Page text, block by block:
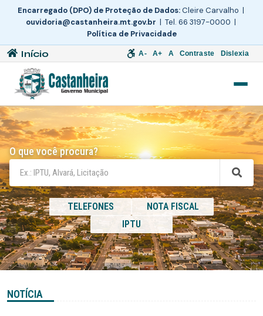
Encarregado (DPO) de Proteção de Dados:Cleire Carvalho |
ouvidoria@castanheira.mt.gov.br | Tel. 66 3197-0000 |
Política de Privacidade
Início A- A+ A Contraste Dislexia
O que você procura?
TELEFONES
NOTA FISCAL
IPTU
NOTÍCIA